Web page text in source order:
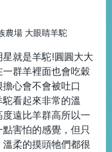
農場 大眼睛羊駝
就是羊駝!圓圓大大
群羊裡面也會吃穀
心會不會被吐口
看起來非常的溫
遠比羊群高所以一
害怕的感覺，但只
柔的摸頭牠們都很